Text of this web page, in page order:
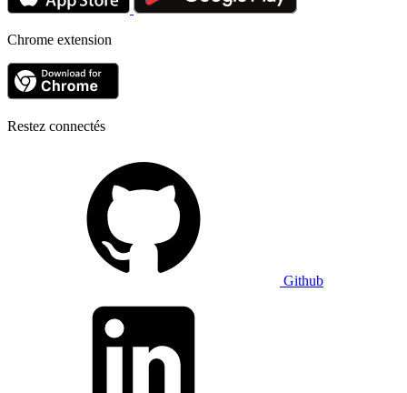
Chrome extension
Restez connectés
Github